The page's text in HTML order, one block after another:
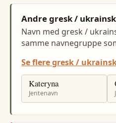
Andre gresk /
Navn med gresk /
samme navnegruppe
Se flere gresk /
Kateryna
Jentenavn